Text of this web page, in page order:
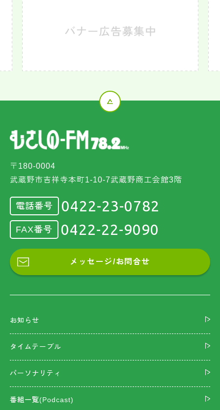
〒180-0004
武蔵野市吉祥寺本町1-10-7武蔵野商工会館3階
電話番号 0422-23-0782
FAX番号 0422-22-9090
メッセージ/お問合せ
お知らせ
タイムテーブル
パーソナリティ
番組一覧(Podcast)